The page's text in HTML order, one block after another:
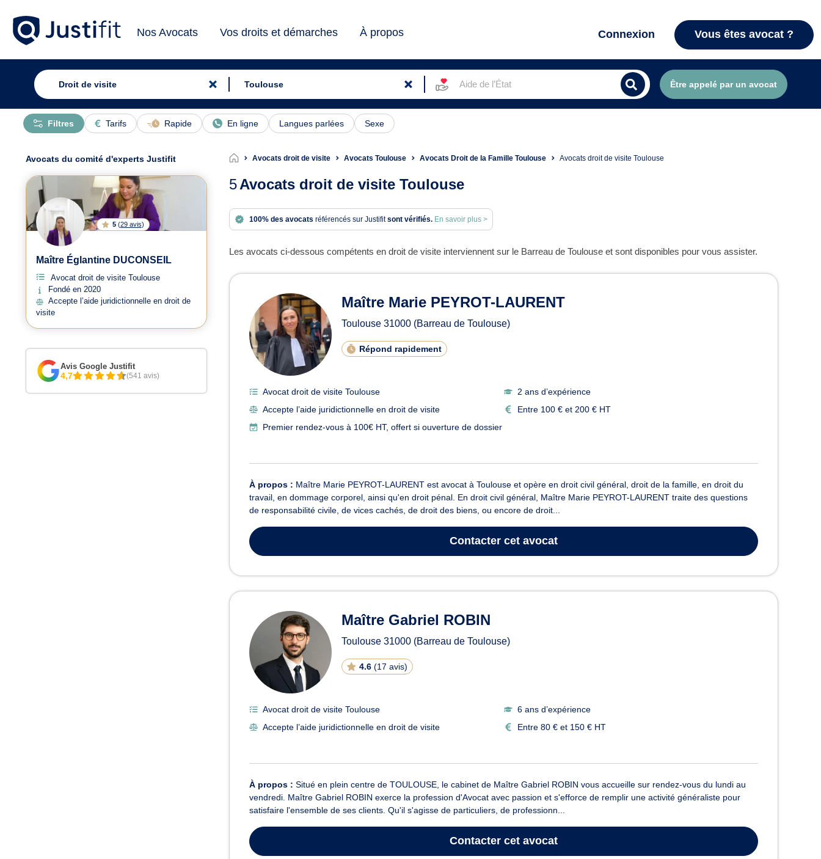
Nos Avocats Vos droits et démarches À propos Connexion Vous êtes avocat ?
Aide de l’État Être appelé par un avocat
Tarifs Rapide En ligne Langues parlées Sexe
Filtres
Avocats droit de visite Avocats Toulouse Avocats Droit de la Famille Toulouse Avocats droit de visite Toulouse
5Avocats droit de visite Toulouse
100% des avocats référencés sur Justifitsont vérifiés. En savoir plus >
Les avocats ci-dessous compétents en droit de visite interviennent sur le Barreau de Toulouse et sont disponibles pour vous assister.
Avocats en droit de visite à Toulouse
Maître Marie PEYROT-LAURENT
Toulouse 31000 (Barreau de Toulouse)
Répond rapidement
Avocat droit de visite Toulouse
2 ans d’expérience
Accepte l’aide juridictionnelle en droit de visite
Entre 100 € et 200 € HT
Premier rendez-vous à 100€ HT, offert si ouverture de dossier
À propos : Maître Marie PEYROT-LAURENT est avocat à Toulouse et opère en droit civil général, droit de la famille, en droit du
travail, en dommage corporel, ainsi qu'en droit pénal. En droit civil général, Maître Marie PEYROT-LAURENT traite des questions
de responsabilité civile, de vices cachés, de droit des biens, ou encore de droit...
Contacter cet avocat
Maître Gabriel ROBIN
Toulouse 31000 (Barreau de Toulouse)
4.6 (17 avis)
Avocat droit de visite Toulouse
6 ans d’expérience
Accepte l’aide juridictionnelle en droit de visite
Entre 80 € et 150 € HT
À propos : Situé en plein centre de TOULOUSE, le cabinet de Maître Gabriel ROBIN vous accueille sur rendez-vous du lundi au
vendredi. Maître Gabriel ROBIN exerce la profession d'Avocat avec passion et s'efforce de remplir une activité généraliste pour
satisfaire l'ensemble de ses clients. Qu'il s'agisse de particuliers, de professionn...
Contacter cet avocat
Avocats du comité d'experts Justifit
5 (29 avis)
Maître Églantine DUCONSEIL
Avocat droit de visite Toulouse
Fondé en 2020
Accepte l’aide juridictionnelle en droit de
visite
Avis Google Justifit
4,7 (541 avis)